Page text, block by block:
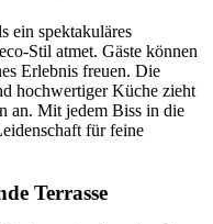
ein spektakuläres
Stil atmet. Gäste können
Erlebnis freuen. Die
hochwertiger Küche zieht
an. Mit jedem Biss in die
für feine
Terrasse